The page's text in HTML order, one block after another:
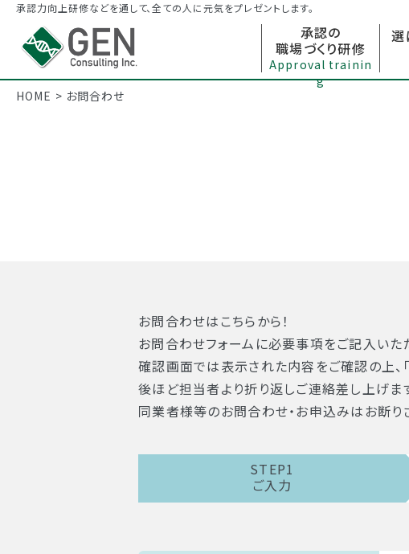
承認力向上研修などを通して、全ての人に元気をプレゼントします。
承認の
職場づくり研修
Approval trainin
g
選
HOME > お問合わせ
お問合わせはこちらから！
お問合わせフォームに必要事項をご記入いた
確認画面では表示された内容をご確認の上、「
後ほど担当者より折り返しご連絡差し上げま
同業者様等のお問合わせ・お申込みはお断り
STEP1
ご入力